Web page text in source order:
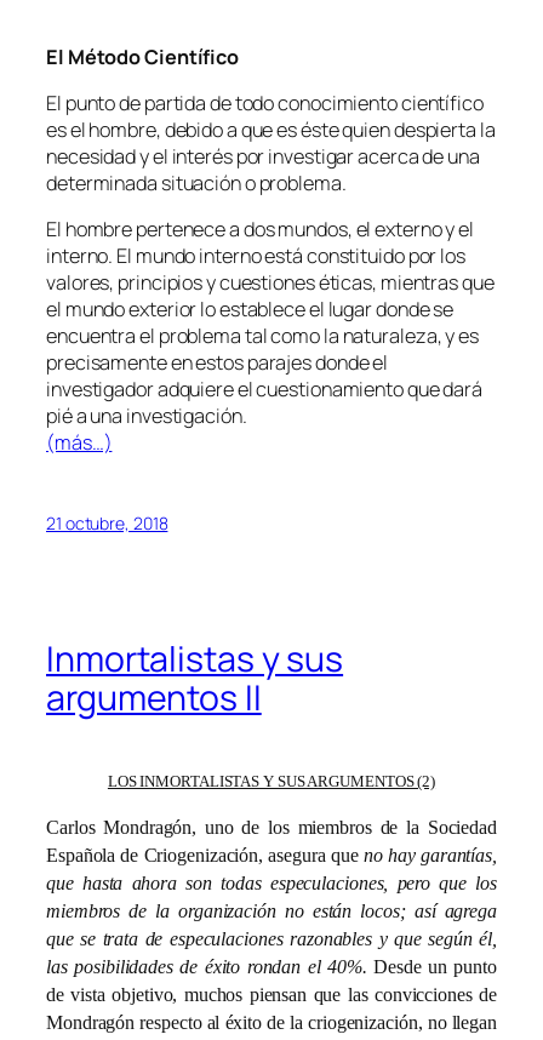
El Método Científico
El punto de partida de todo conocimiento científico
es el hombre, debido a que es éste quien despierta la
necesidad y el interés por investigar acerca de una
determinada situación o problema.
El hombre pertenece a dos mundos, el externo y el
interno. El mundo interno está constituido por los
valores, principios y cuestiones éticas, mientras que
el mundo exterior lo establece el lugar donde se
encuentra el problema tal como la naturaleza, y es
precisamente en estos parajes donde el
investigador adquiere el cuestionamiento que dará
pié a una investigación.
(más…)
21 octubre, 2018
Inmortalistas y sus
argumentos II
LOS INMORTALISTAS Y SUS ARGUMENTOS (2)
Carlos Mondragón, uno de los miembros de la Sociedad
Española de Criogenización, asegura que no hay garantías,
que hasta ahora son todas especulaciones, pero que los
miembros de la organización no están locos; así agrega
que se trata de especulaciones razonables y que según él,
las posibilidades de éxito rondan el 40%. Desde un punto
de vista objetivo, muchos piensan que las convicciones de
Mondragón respecto al éxito de la criogenización, no llegan